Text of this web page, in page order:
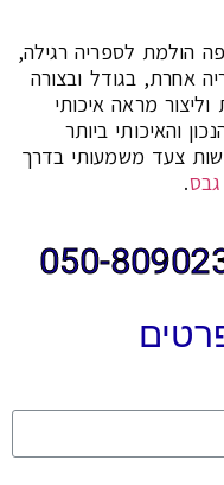
הולמת לספריה רגילה,
אחרת, בגודל ובצורה
מראה איכותי
והאיכותי ביותר
צעד משמעותי בדרך
גבס.